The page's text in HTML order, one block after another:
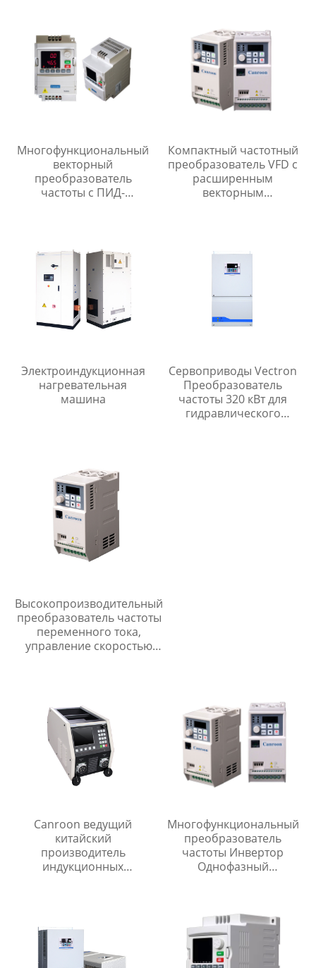
Многофункциональный
векторный
преобразователь
частоты с ПИД-
Компактный частотный
преобразователь VFD с
расширенным
векторным
Электроиндукционная
нагревательная
машина
Сервоприводы Vectron
Преобразователь
частоты 320 кВт для
гидравлического
Высокопроизводительный
преобразователь частоты
переменного тока,
управление скоростью
Canroon ведущий
китайский
производитель
индукционных
Многофункциональный
преобразователь
частоты Инвертор
Однофазный